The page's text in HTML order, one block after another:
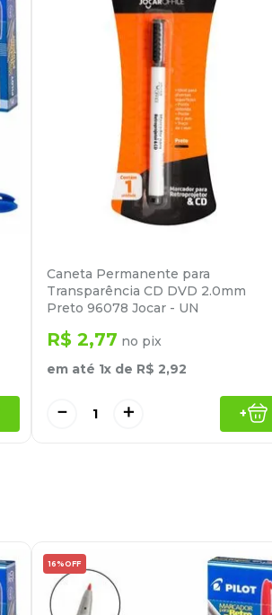
Caneta Permanente para
Transparência CD DVD 2.0mm
Preto 96078 Jocar - UN
R$ 2,77 no pix
em até 1x de R$ 2,92
＋
－ +
16% OFF